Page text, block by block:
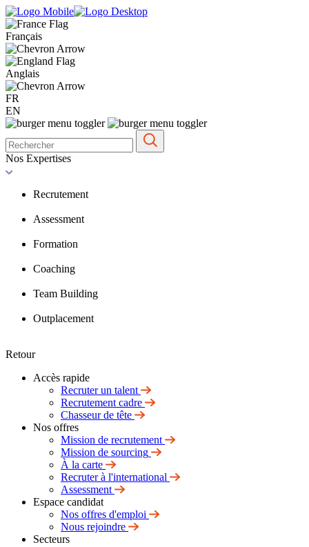
Français
Anglais
FR
EN
Nos Expertises
Recrutement
Assessment
Formation
Coaching
Team Building
Outplacement
Retour
Accès rapide
Recruter un talent
Recrutement cadre
Chasseur de tête
Nos offres
Mission de recrutement
Mission de sourcing
À la carte
Recruter à l'international
Assessment
Espace candidat
Nos offres d'emploi
Nous rejoindre
Secteurs